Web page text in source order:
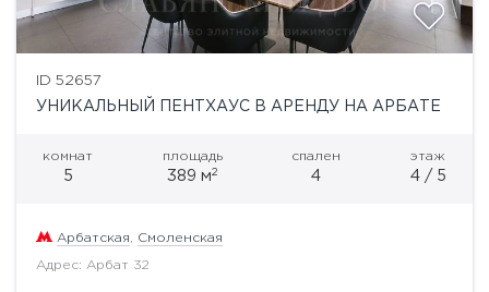
ID 52657
УНИКАЛЬНЫЙ ПЕНТХАУС В АРЕНДУ НА АРБАТЕ
комнат
5
площадь
389 м2
спален
4
этаж
4 / 5
Арбатская Смоленская
Адрес: Арбат 32